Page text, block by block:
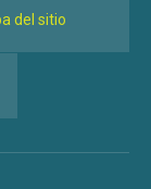
del sitio